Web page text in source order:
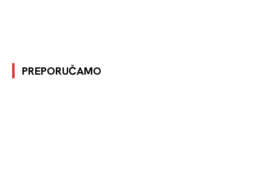
PREPORUČAMO